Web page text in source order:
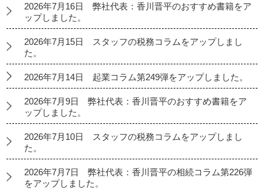
2026年7月16日 弊社代表：香川晋平のおすすめ書籍をア
ップしました。
2026年7月15日 スタッフの税務コラムをアップしまし
た。
2026年7月14日 起業コラム第249弾をアップしました。
2026年7月9日 弊社代表：香川晋平のおすすめ書籍をア
ップしました。
2026年7月10日 スタッフの税務コラムをアップしまし
た。
2026年7月7日 弊社代表：香川晋平の相続コラム第226弾
をアップしました。